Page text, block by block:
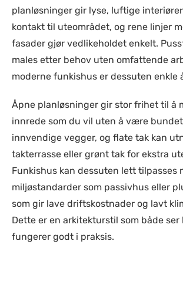
planløsninger gir lyse, luftige
kontakt til uteområdet, og rene linjer
fasader gjør vedlikeholdet enkelt.
males etter behov uten omfattende
moderne funkishus er dessuten enkle
Åpne planløsninger gir stor frihet til å
innrede som du vil uten å være
innvendige vegger, og flate tak kan
takterrasse eller grønt tak for ekstra
Funkishus kan dessuten lett tilpasses
miljøstandarder som passivhus eller
som gir lave driftskostnader og lavt
Dette er en arkitekturstil som både ser
fungerer godt i praksis.